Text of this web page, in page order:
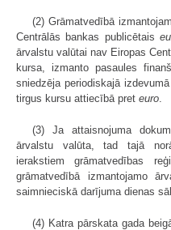
(2) Grāmatvedībā
Centrālās bankas publicētais
ārvalstu valūtai nav Eiropas
kursa, izmanto pasaules
sniedzēja periodiskajā
tirgus kursu attiecībā pret euro
(3) Ja attaisnojuma
ārvalstu valūta, tad tajā
ierakstiem grāmatvedības
grāmatvedībā izmantojamo
saimnieciskā darījuma dienas
(4) Katra pārskata gada